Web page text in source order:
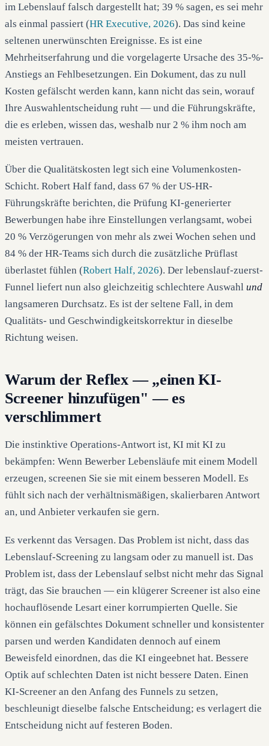
im Lebenslauf falsch dargestellt hat; 39 % sagen, es sei mehr
als einmal passiert (HR Executive, 2026). Das sind keine
seltenen unerwünschten Ereignisse. Es ist eine
Mehrheitserfahrung und die vorgelagerte Ursache des 35-%-
Anstiegs an Fehlbesetzungen. Ein Dokument, das zu null
Kosten gefälscht werden kann, kann nicht das sein, worauf
Ihre Auswahlentscheidung ruht — und die Führungskräfte,
die es erleben, wissen das, weshalb nur 2 % ihm noch am
meisten vertrauen.
Über die Qualitätskosten legt sich eine Volumenkosten-
Schicht. Robert Half fand, dass 67 % der US-HR-
Führungskräfte berichten, die Prüfung KI-generierter
Bewerbungen habe ihre Einstellungen verlangsamt, wobei
20 % Verzögerungen von mehr als zwei Wochen sehen und
84 % der HR-Teams sich durch die zusätzliche Prüflast
überlastet fühlen (Robert Half, 2026). Der lebenslauf-zuerst-
Funnel liefert nun also gleichzeitig schlechtere Auswahl und
langsameren Durchsatz. Es ist der seltene Fall, in dem
Qualitäts- und Geschwindigkeitskorrektur in dieselbe
Richtung weisen.
Warum der Reflex — „einen KI-
Screener hinzufügen" — es
verschlimmert
Die instinktive Operations-Antwort ist, KI mit KI zu
bekämpfen: Wenn Bewerber Lebensläufe mit einem Modell
erzeugen, screenen Sie sie mit einem besseren Modell. Es
fühlt sich nach der verhältnismäßigen, skalierbaren Antwort
an, und Anbieter verkaufen sie gern.
Es verkennt das Versagen. Das Problem ist nicht, dass das
Lebenslauf-Screening zu langsam oder zu manuell ist. Das
Problem ist, dass der Lebenslauf selbst nicht mehr das Signal
trägt, das Sie brauchen — ein klügerer Screener ist also eine
hochauflösende Lesart einer korrumpierten Quelle. Sie
können ein gefälschtes Dokument schneller und konsistenter
parsen und werden Kandidaten dennoch auf einem
Beweisfeld einordnen, das die KI eingeebnet hat. Bessere
Optik auf schlechten Daten ist nicht bessere Daten. Einen
KI-Screener an den Anfang des Funnels zu setzen,
beschleunigt dieselbe falsche Entscheidung; es verlagert die
Entscheidung nicht auf festeren Boden.